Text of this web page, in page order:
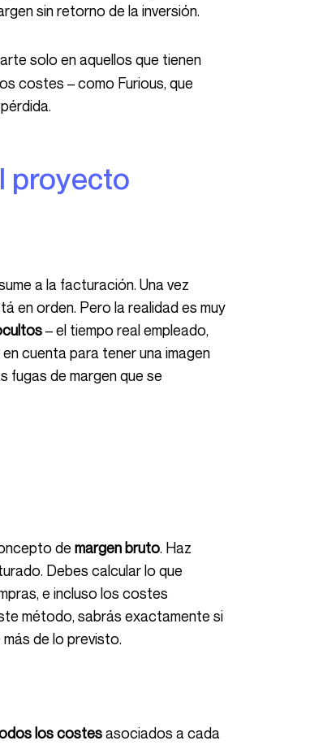
sin retorno de la inversión.
solo en aquellos que tienen
costes – como Furious, que
proyecto
en orden. Pero la realidad es muy
– el tiempo real empleado,
cuenta para tener una imagen
fugas de margen que se
de margen bruto. Haz
Debes calcular lo que
e incluso los costes
método, sabrás exactamente si
de lo previsto.
los costesasociados a cada